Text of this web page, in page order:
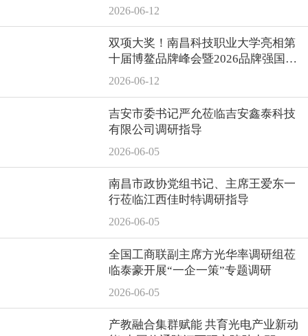
2026-06-12
双项大奖！南昌科技职业大学亮相第
十届博鳌品牌峰会暨2026品牌强国论
坛
2026-06-12
吉安市委书记严允莅临吉安鑫泰科技
有限公司调研指导
2026-06-05
南昌市政协党组书记、主席王爱东一
行莅临江西佳时特调研指导
2026-06-05
全国工商联副主席方光华率调研组莅
临泰豪开展“一企一策”专题调研
2026-06-05
产教融合集群赋能 共育光电产业新动